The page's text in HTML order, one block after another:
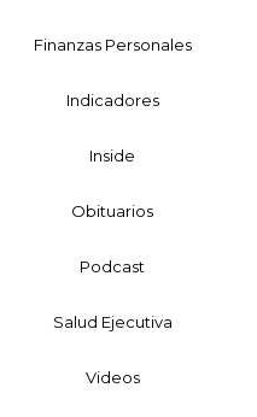
Finanzas Personales
Indicadores
Inside
Obituarios
Podcast
Salud Ejecutiva
Videos